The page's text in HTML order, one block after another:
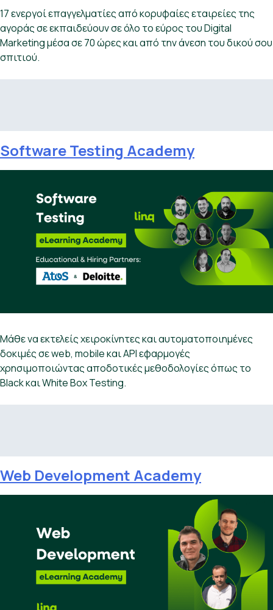
17 ενεργοί επαγγελματίες από κορυφαίες εταιρείες της
αγοράς σε εκπαιδεύουν σε όλο το εύρος του Digital
Marketing μέσα σε 70 ώρες και από την άνεση του δικού σου
σπιτιού.
Software Testing Academy
Μάθε να εκτελείς χειροκίνητες και αυτοματοποιημένες
δοκιμές σε web, mobile και API εφαρμογές
χρησιμοποιώντας αποδοτικές μεθοδολογίες όπως το
Βlack και White Box Testing.
Web Development Academy